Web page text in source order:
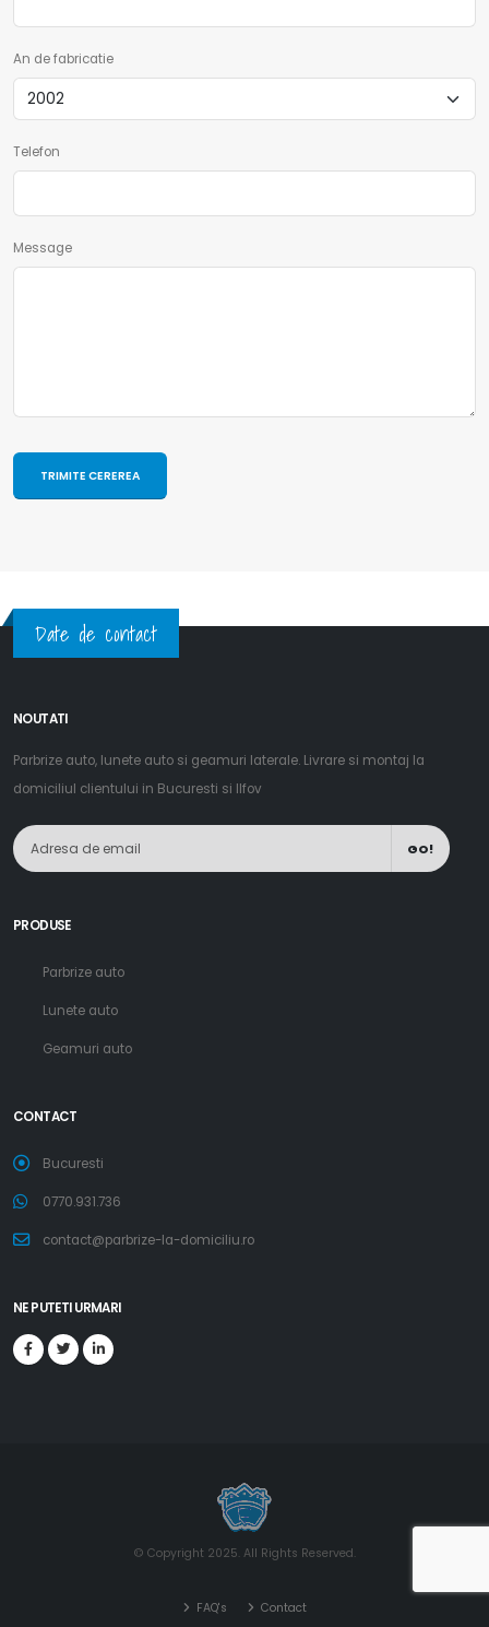
An de fabricatie
Telefon
Message
Date de contact
NOUTATI
Parbrize auto, lunete auto si geamuri laterale. Livrare si montaj la
domiciliul clientului in Bucuresti si Ilfov
GO!
PRODUSE
Parbrize auto
Lunete auto
Geamuri auto
CONTACT
Bucuresti
0770.931.736
contact@parbrize-la-domiciliu.ro
NE PUTETI URMARI
© Copyright 2025. All Rights Reserved.
FAQ's Contact